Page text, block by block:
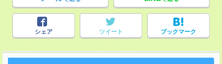
シェア ツイート ブックマーク